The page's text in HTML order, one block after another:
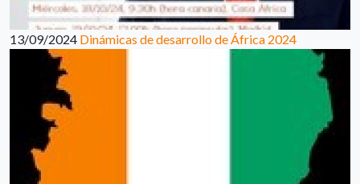
13/09/2024 Dinámicas de desarrollo de África 2024